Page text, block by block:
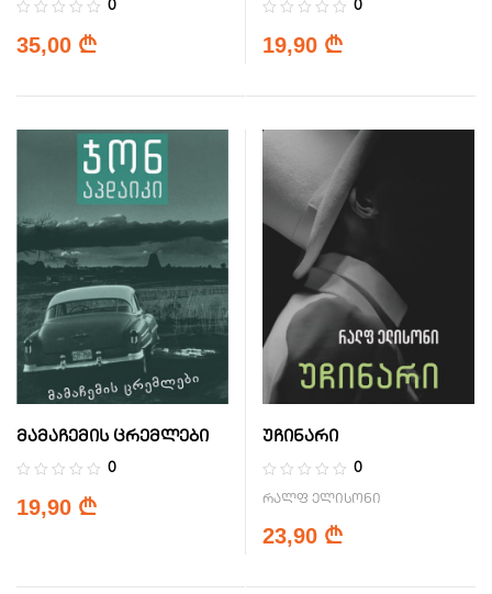
0
35,00 ₾
0
19,90 ₾
მამაჩემის ცრემლები
0
19,90 ₾
უჩინარი
0
რალფ ელისონი
23,90 ₾